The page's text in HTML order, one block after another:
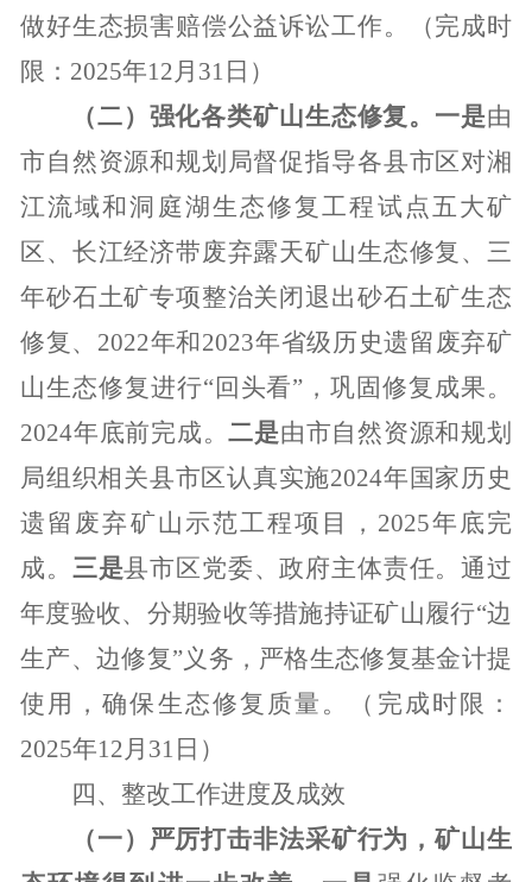
做好生态损害赔偿公益诉讼工作。（完成时
限： 2025年12月 31 日）
（二）强化各类矿山生态修复。一是由
市自然资源和规划局督促指导各县市区对湘
江流域和洞庭湖生态修复工程试点五大矿
区、长江经济带废弃露天矿山生态修复、三
年砂石土矿专项整治关闭退出砂石土矿生态
修复、 2022年和2023年省级历史遗留废弃矿
山生态修复进行“回头看”，巩固修复成果。
2024年底前完成。二是由市自然资源和规划
局组织相关县市区认真实施2024年国家历史
遗留废弃矿山示范工程项目， 2025年底完
成。 三是县市区党委、政府主体责任。通过
年度验收、分期验收等措施持证矿山履行“边
生产、边修复”义务，严格生态修复基金计提
使用，确保生态修复质量。（完成时限：
2025年12月 31 日）
四、整改工作进度及成效
（一）严厉打击非法采矿行为，矿山生